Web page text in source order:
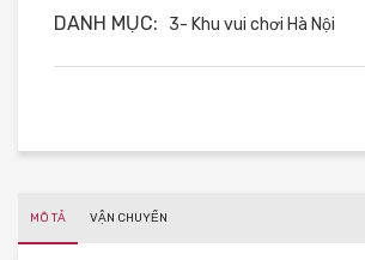
DANH MỤC: 3- Khu vui chơi Hà Nội
MÔ TẢ VẬN CHUYỂN